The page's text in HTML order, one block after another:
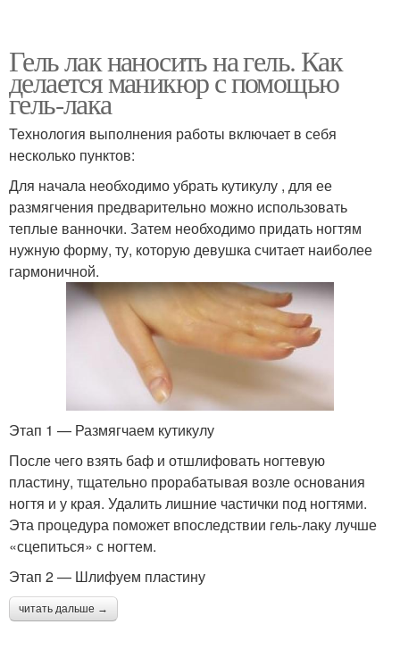
Гель лак наносить на гель. Как
делается маникюр с помощью
гель-лака
Технология выполнения работы включает в себя
несколько пунктов:
Для начала необходимо убрать кутикулу , для ее
размягчения предварительно можно использовать
теплые ванночки. Затем необходимо придать ногтям
нужную форму, ту, которую девушка считает наиболее
гармоничной.
Этап 1 — Размягчаем кутикулу
После чего взять баф и отшлифовать ногтевую
пластину, тщательно прорабатывая возле основания
ногтя и у края. Удалить лишние частички под ногтями.
Эта процедура поможет впоследствии гель-лаку лучше
«сцепиться» с ногтем.
Этап 2 — Шлифуем пластину
читать дальше →